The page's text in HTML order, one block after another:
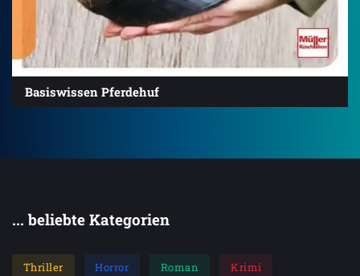
Basiswissen Pferdehuf
... beliebte Kategorien
Thriller Horror Roman Krimi